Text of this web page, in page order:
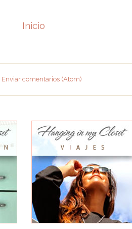
Inicio
Enviar comentarios (Atom)